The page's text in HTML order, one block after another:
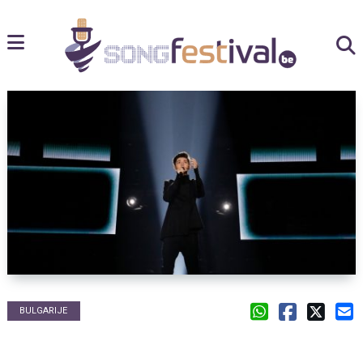
BULGARIJE